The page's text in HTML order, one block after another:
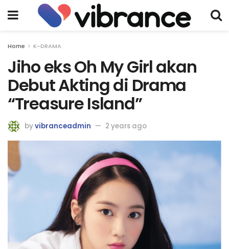
Home K-DRAMA
Jiho eks Oh My Girl akan
Debut Akting di Drama
“Treasure Island”
byvibranceadmin 2 years ago